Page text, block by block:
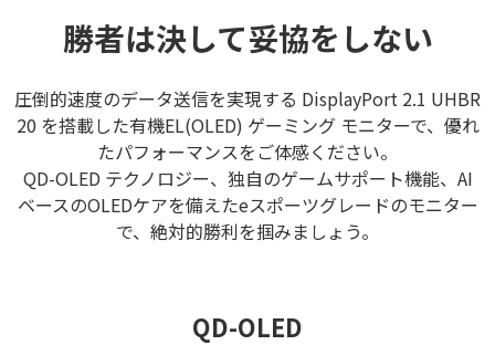
勝者は決して妥協をしない
圧倒的速度のデータ送信を実現する DisplayPort 2.1 UHBR
20 を搭載した有機EL(OLED) ゲーミング モニターで、優れ
たパフォーマンスをご体感ください。
QD-OLED テクノロジー、独自のゲームサポート機能、AI
ベースのOLEDケアを備えたeスポーツグレードのモニター
で、絶対的勝利を掴みましょう。
QD-OLED